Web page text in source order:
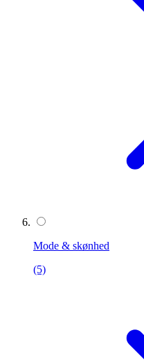
Mode & skønhed
(5)